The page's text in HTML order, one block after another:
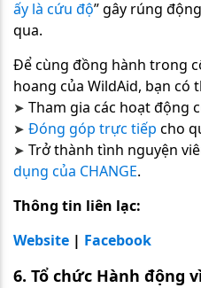
ấy là cứu độ” gây rúng
qua.
Để cùng đồng hành trong
hoang của WildAid, bạn có
➤​​​​​​​ Tham gia các hoạt động
➤​​​​​​​ Đóng góp trực tiếp cho
➤​​​​​​​ Trở thành tình nguyện
dụng của CHANGE.
Thông tin liên lạc:
Website | Facebook
6. Tổ chức Hành động